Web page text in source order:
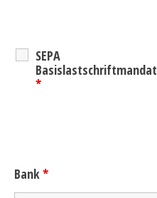
SEPA
Basislastschriftmandat
*
Bank*